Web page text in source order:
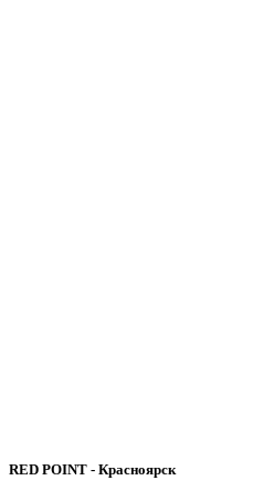
RED POINT - Красноярск